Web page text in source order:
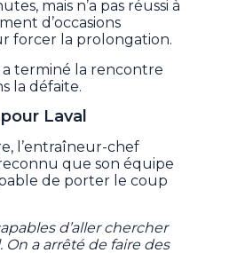
mais n’a pas réussi à
d’occasions
forcer la prolongation.
a terminé la rencontre
la défaite.
Laval
l’entraîneur-chef
que son équipe
de porter le coup
d’aller chercher
a arrêté de faire des